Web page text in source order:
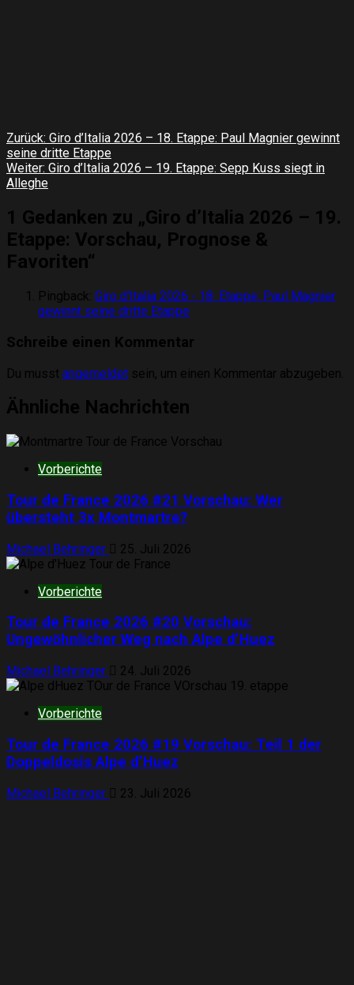
Beitragsnavigation
Zurück: Giro d’Italia 2026 – 18. Etappe: Paul Magnier gewinnt
seine dritte Etappe
Weiter: Giro d’Italia 2026 – 19. Etappe: Sepp Kuss siegt in
Alleghe
1 Gedanken zu „Giro d’Italia 2026 – 19.
Etappe: Vorschau, Prognose &
Favoriten“
Pingback: Giro d'Italia 2026 - 18. Etappe: Paul Magnier
gewinnt seine dritte Etappe
Schreibe einen Kommentar
Du musst angemeldet sein, um einen Kommentar abzugeben.
Ähnliche Nachrichten
Vorberichte
Tour de France 2026 #21 Vorschau: Wer
übersteht 3x Montmartre?
Michael Behringer 25. Juli 2026
Vorberichte
Tour de France 2026 #20 Vorschau:
Ungewöhnlicher Weg nach Alpe d’Huez
Michael Behringer 24. Juli 2026
Vorberichte
Tour de France 2026 #19 Vorschau: Teil 1 der
Doppeldosis Alpe d’Huez
Michael Behringer 23. Juli 2026